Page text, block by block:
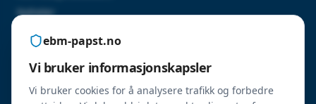
ebm-papst.no
Vi bruker informasjonskapsler
Vi bruker cookies for å analysere trafikk og forbedre
Nyheter
Kontakt oss
SERTIFISERINGER